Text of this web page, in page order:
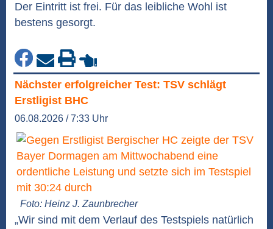
Der Eintritt ist frei. Für das leibliche Wohl ist
bestens gesorgt.
Nächster erfolgreicher Test: TSV schlägt
Erstligist BHC
06.08.2026 / 7:33 Uhr
Foto: Heinz J. Zaunbrecher
„Wir sind mit dem Verlauf des Testspiels natürlich